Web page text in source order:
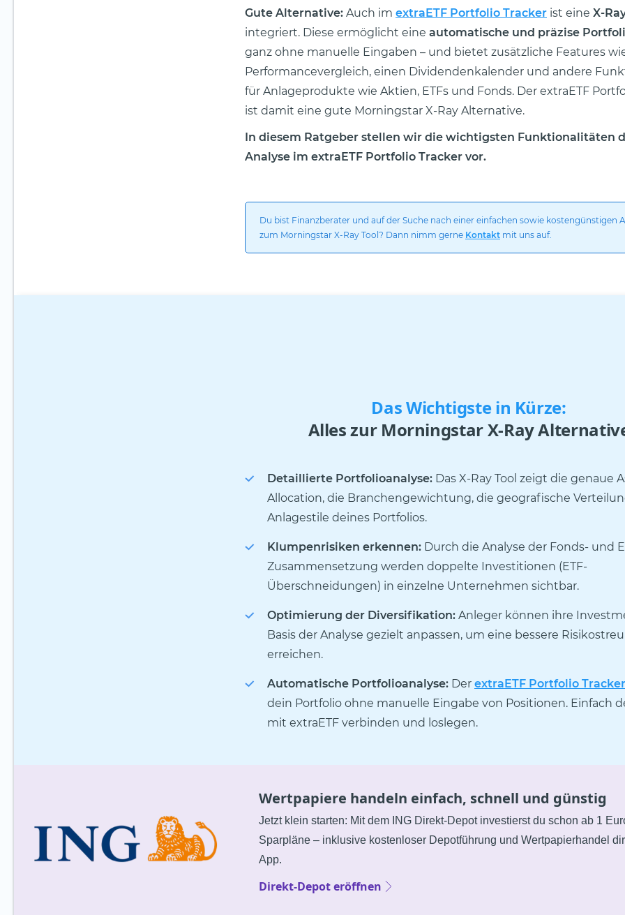
Gute Alternative: Auch im extraETF Portfolio Tracker ist eine X-
integriert. Diese ermöglicht eine automatische und präzise
ganz ohne manuelle Eingaben – und bietet zusätzliche Features
Performancevergleich, einen Dividendenkalender und andere
für Anlageprodukte wie Aktien, ETFs und Fonds. Der extraETF
ist damit eine gute Morningstar X-Ray Alternative.
In diesem Ratgeber stellen wir die wichtigsten Funktionalitäten
Analyse im extraETF Portfolio Tracker vor.
Du bist Finanzberater und auf der Suche nach einer einfachen sowie kostengünstigen
zum Morningstar X-Ray Tool? Dann nimm gerne Kontakt mit uns auf.
Das Wichtigste in Kürze:
Alles zur Morningstar X-Ray
Detaillierte Portfolioanalyse: Das X-Ray Tool zeigt die genaue
Allocation, die Branchengewichtung, die geografische
Anlagestile deines Portfolios.
Klumpenrisiken erkennen: Durch die Analyse der Fonds- und
Zusammensetzung werden doppelte Investitionen (ETF-
Überschneidungen) in einzelne Unternehmen sichtbar.
Optimierung der Diversifikation: Anleger können ihre
Basis der Analyse gezielt anpassen, um eine bessere
erreichen.
Automatische Portfolioanalyse: Der extraETF Portfolio Tracker
dein Portfolio ohne manuelle Eingabe von Positionen. Einfach
mit extraETF verbinden und loslegen.
Wertpapiere handeln einfach, schnell und günstig
Jetzt klein starten: Mit dem ING Direkt-Depot investierst du schon ab 1
Sparpläne – inklusive kostenloser Depotführung und Wertpapierhandel
App.
Direkt-Depot eröffnen